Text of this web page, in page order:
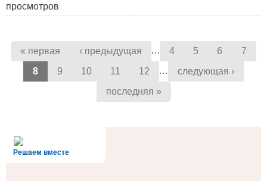
просмотров
Страницы
« первая ‹ предыдущая … 4 5 6
7
8
9 10 11 12 …
следующая ›
последняя »
Решаем вместе